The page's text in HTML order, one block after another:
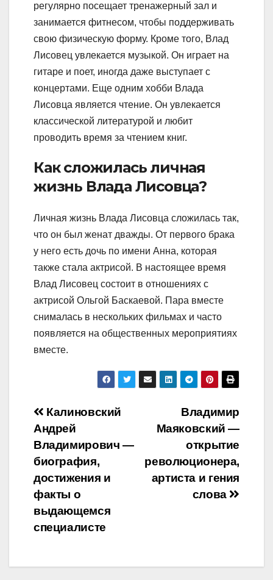
регулярно посещает тренажерный зал и
занимается фитнесом, чтобы поддерживать
свою физическую форму. Кроме того, Влад
Лисовец увлекается музыкой. Он играет на
гитаре и поет, иногда даже выступает с
концертами. Еще одним хобби Влада
Лисовца является чтение. Он увлекается
классической литературой и любит
проводить время за чтением книг.
Как сложилась личная
жизнь Влада Лисовца?
Личная жизнь Влада Лисовца сложилась так,
что он был женат дважды. От первого брака
у него есть дочь по имени Анна, которая
также стала актрисой. В настоящее время
Влад Лисовец состоит в отношениях с
актрисой Ольгой Баскаевой. Пара вместе
снималась в нескольких фильмах и часто
появляется на общественных мероприятиях
вместе.
Навигация
по
записям
Владимир
Маяковский —
открытие
революционера,
артиста и гения
слова
Калиновский
Андрей
Владимирович —
биография,
достижения и
факты о
выдающемся
специалисте